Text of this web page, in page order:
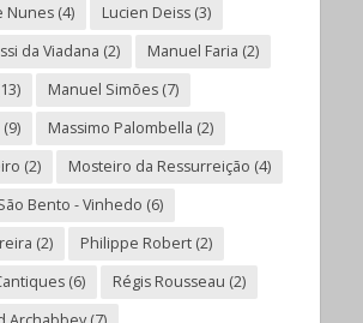
Nunes(4) Lucien Deiss(3)
da Viadana (2) Manuel Faria (2)
Manuel Simões(7)
(9) Massimo Palombella (2)
(2) Mosteiro da Ressurreição (4)
Bento - Vinhedo (6)
(2) Philippe Robert(2)
(6) Régis Rousseau (2)